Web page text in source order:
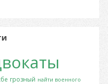
грозный найти военного